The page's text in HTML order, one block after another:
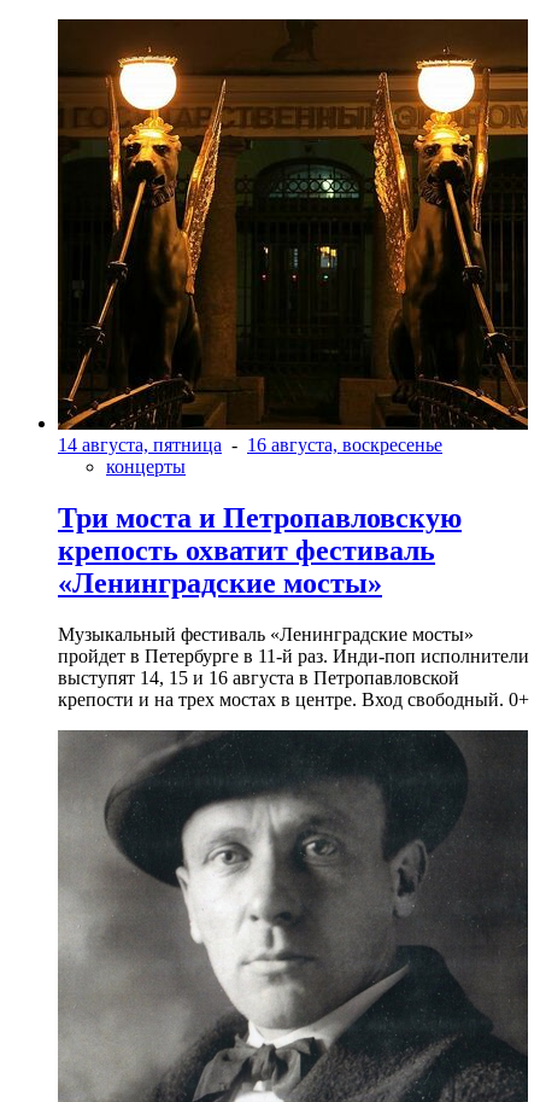
14 августа, пятница - 16 августа, воскресенье
концерты
Три моста и Петропавловскую
крепость охватит фестиваль
«Ленинградские мосты»
Музыкальный фестиваль «Ленинградские мосты»
пройдет в Петербурге в 11-й раз. Инди-поп исполнители
выступят 14, 15 и 16 августа в Петропавловской
крепости и на трех мостах в центре. Вход свободный. 0+